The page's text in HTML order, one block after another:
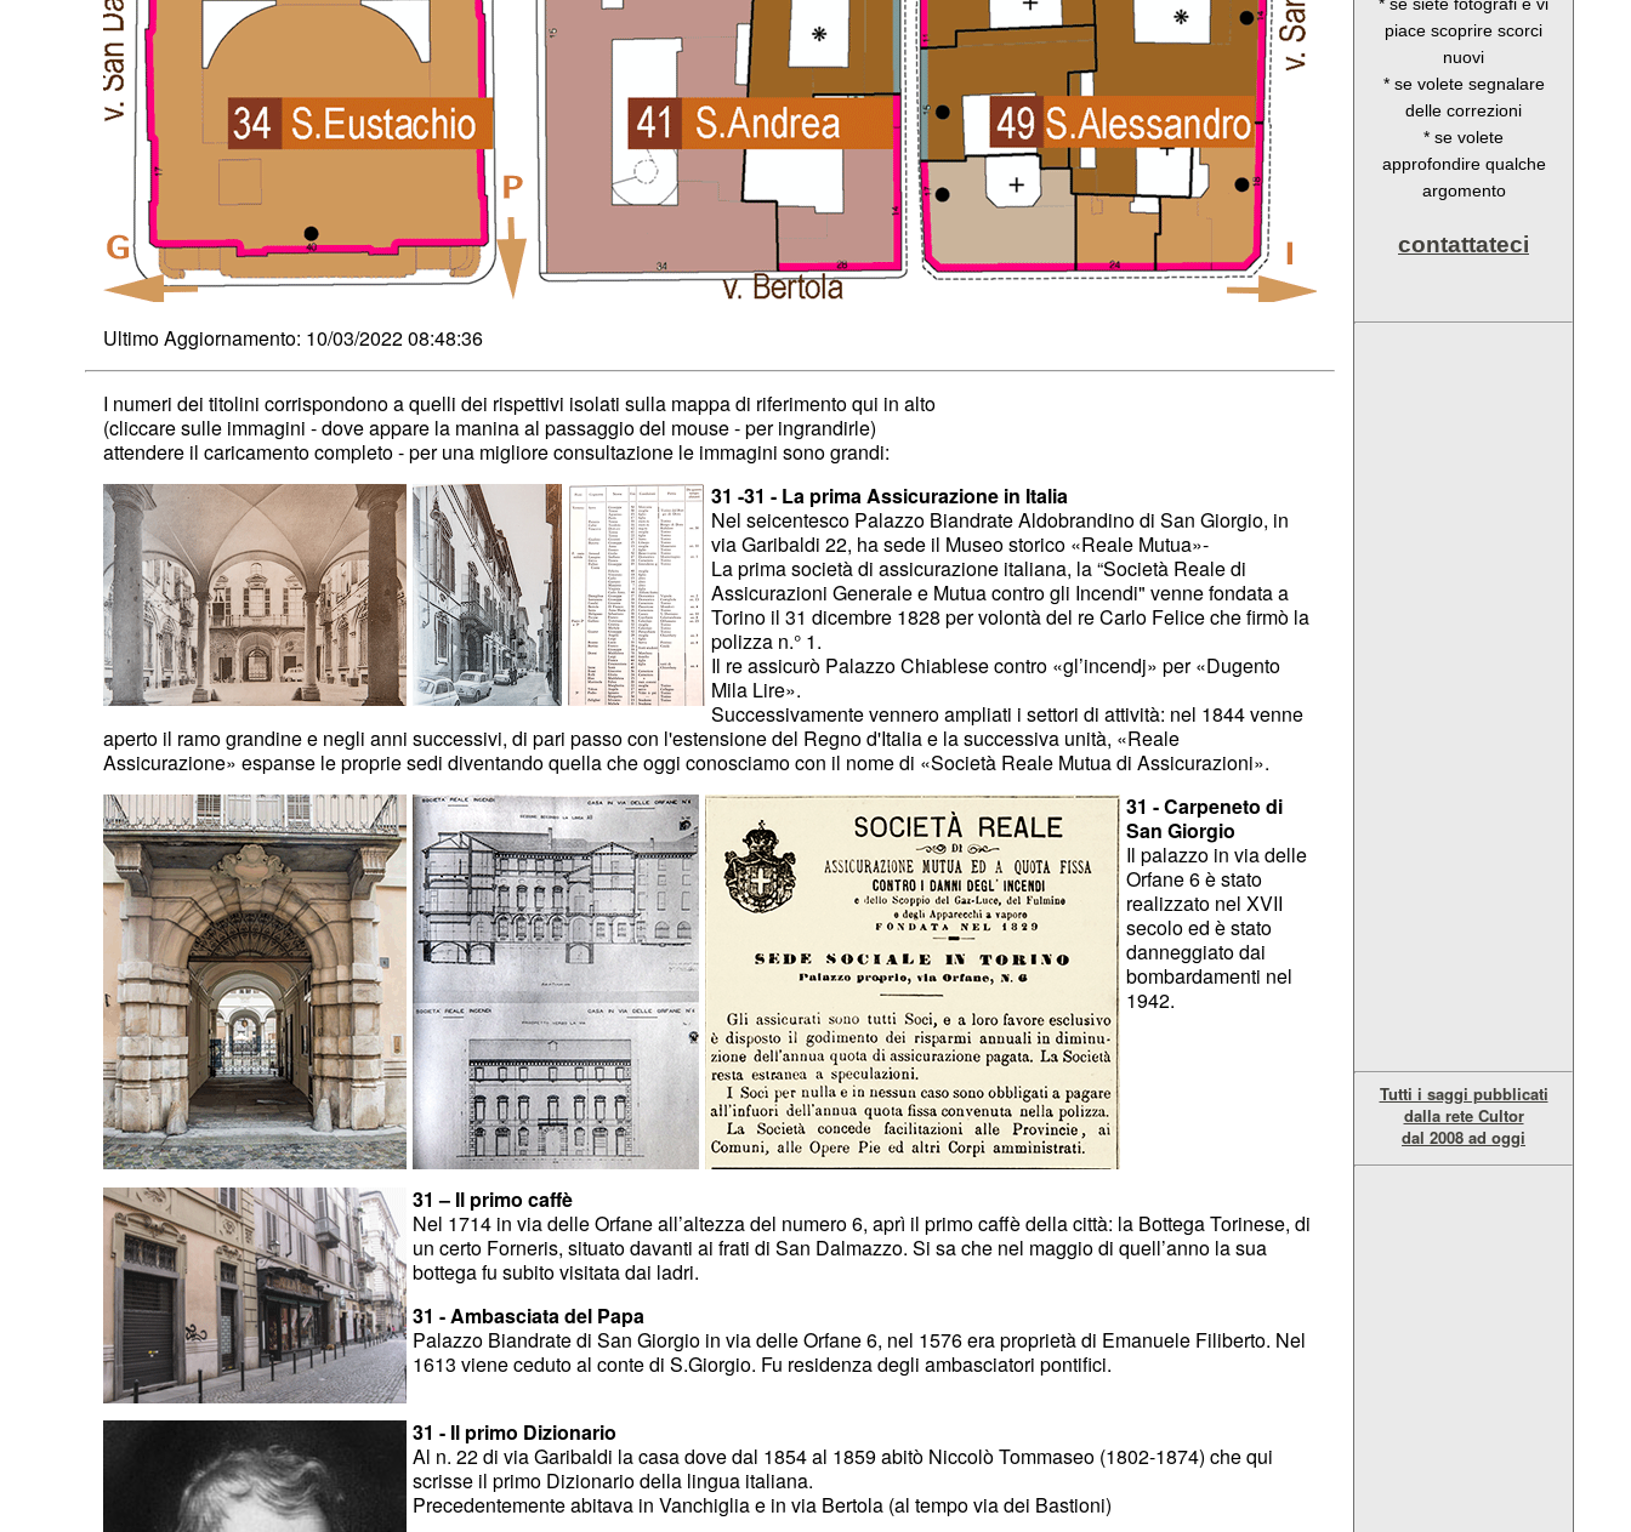
piace scoprire scorci
nuovi
* se volete segnalare
delle correzioni
* se volete
approfondire qualche
argomento
contattateci
Tutti i saggi pubblicati
dalla rete Cultor
dal 2008 ad oggi
Ultimo Aggiornamento: 10/03/2022 08:48:36
I numeri dei titolini corrispondono a quelli dei rispettivi isolati sulla mappa di riferimento qui in alto
(cliccare sulle immagini - dove appare la manina al passaggio del mouse - per ingrandirle)
attendere il caricamento completo - per una migliore consultazione le immagini sono grandi:
31 -31 - La prima Assicurazione in Italia
Nel seicentesco Palazzo Biandrate Aldobrandino di San Giorgio, in
via Garibaldi 22, ha sede il Museo storico «Reale Mutua»-
La prima società di assicurazione italiana, la “Società Reale di
Assicurazioni Generale e Mutua contro gli Incendi" venne fondata a
Torino il 31 dicembre 1828 per volontà del re Carlo Felice che firmò la
polizza n.° 1.
Il re assicurò Palazzo Chiablese contro «gl’incendj» per «Dugento
Mila Lire».
Successivamente vennero ampliati i settori di attività: nel 1844 venne
aperto il ramo grandine e negli anni successivi, di pari passo con l'estensione del Regno d'Italia e la successiva unità, «Reale
Assicurazione» espanse le proprie sedi diventando quella che oggi conosciamo con il nome di «Società Reale Mutua di Assicurazioni».
31 - Carpeneto di
San Giorgio
Il palazzo in via delle
Orfane 6 è stato
realizzato nel XVII
secolo ed è stato
danneggiato dai
bombardamenti nel
1942.
31 – Il primo caffè
Nel 1714 in via delle Orfane all’altezza del numero 6, aprì il primo caffè della città: la Bottega Torinese, di
un certo Forneris, situato davanti ai frati di San Dalmazzo. Si sa che nel maggio di quell’anno la sua
bottega fu subito visitata dai ladri.
31 - Ambasciata del Papa
Palazzo Biandrate di San Giorgio in via delle Orfane 6, nel 1576 era proprietà di Emanuele Filiberto. Nel
1613 viene ceduto al conte di S.Giorgio. Fu residenza degli ambasciatori pontifici.
31 - Il primo Dizionario
Al n. 22 di via Garibaldi la casa dove dal 1854 al 1859 abitò Niccolò Tommaseo (1802-1874) che qui
scrisse il primo Dizionario della lingua italiana.
Precedentemente abitava in Vanchiglia e in via Bertola (al tempo via dei Bastioni)